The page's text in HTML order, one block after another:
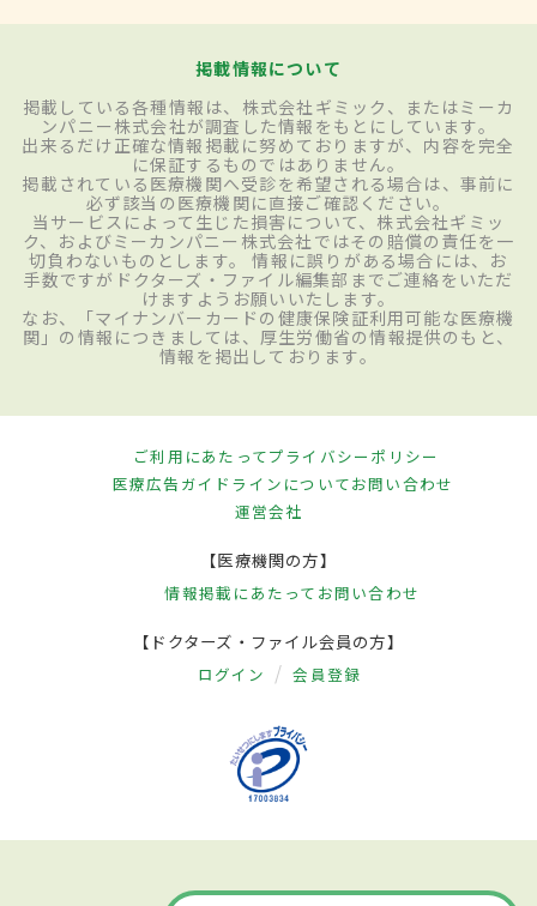
掲載情報について
掲載している各種情報は、株式会社ギミック、またはミーカ
ンパニー株式会社が調査した情報をもとにしています。
出来るだけ正確な情報掲載に努めておりますが、内容を完全
に保証するものではありません。
掲載されている医療機関へ受診を希望される場合は、事前に
必ず該当の医療機関に直接ご確認ください。
当サービスによって生じた損害について、株式会社ギミッ
ク、およびミーカンパニー株式会社ではその賠償の責任を一
切負わないものとします。 情報に誤りがある場合には、お
手数ですがドクターズ・ファイル編集部までご連絡をいただ
けますようお願いいたします。
なお、「マイナンバーカードの健康保険証利用可能な医療機
関」の情報につきましては、厚生労働省の情報提供のもと、
情報を掲出しております。
ご利用にあたってプライバシーポリシー
医療広告ガイドラインについてお問い合わせ
運営会社
【医療機関の方】
情報掲載にあたって お問い合わせ
【ドクターズ・ファイル会員の方】
ログイン 会員登録